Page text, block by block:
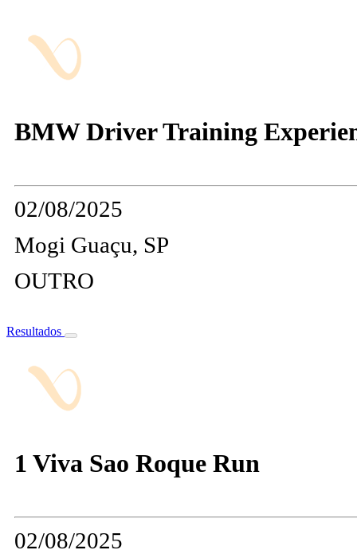
BMW Driver Training
02/08/2025
Mogi Guaçu, SP
OUTRO
Resultados
1 Viva Sao Roque Run
02/08/2025